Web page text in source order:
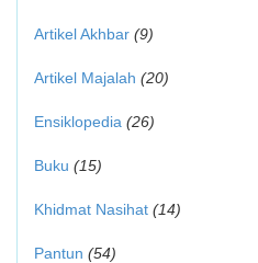
Artikel Akhbar (9)
Artikel Majalah (20)
Ensiklopedia (26)
Buku (15)
Khidmat Nasihat (14)
Pantun (54)